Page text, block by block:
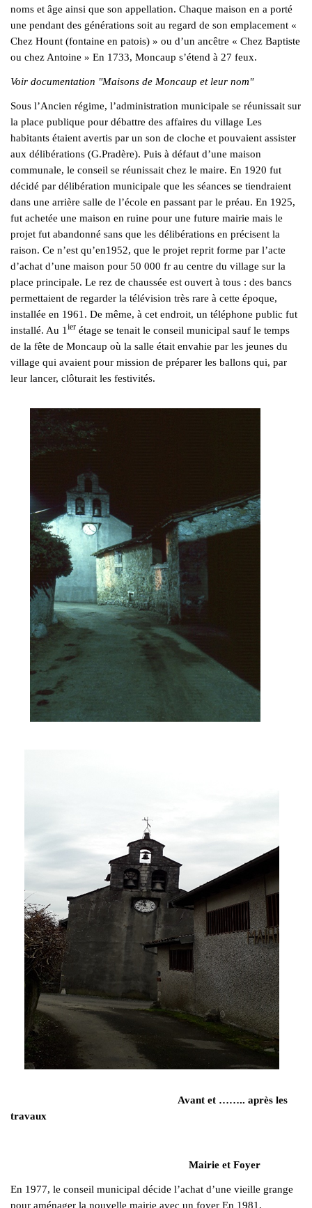
noms et âge ainsi que son appellation. Chaque maison en a porté
une pendant des générations soit au regard de son emplacement «
Chez Hount (fontaine en patois) » ou d’un ancêtre « Chez Baptiste
ou chez Antoine » En 1733, Moncaup s’étend à 27 feux.
Voir documentation "Maisons de Moncaup et leur nom"
Sous l’Ancien régime, l’administration municipale se réunissait sur
la place publique pour débattre des affaires du village Les
habitants étaient avertis par un son de cloche et pouvaient assister
aux délibérations (G.Pradère). Puis à défaut d’une maison
communale, le conseil se réunissait chez le maire. En 1920 fut
décidé par délibération municipale que les séances se tiendraient
dans une arrière salle de l’école en passant par le préau. En 1925,
fut achetée une maison en ruine pour une future mairie mais le
projet fut abandonné sans que les délibérations en précisent la
raison. Ce n’est qu’en1952, que le projet reprit forme par l’acte
d’achat d’une maison pour 50 000 fr au centre du village sur la
place principale. Le rez de chaussée est ouvert à tous : des bancs
permettaient de regarder la télévision très rare à cette époque,
installée en 1961. De même, à cet endroit, un téléphone public fut
installé. Au 1 ier étage se tenait le conseil municipal sauf le temps
de la fête de Moncaup où la salle était envahie par les jeunes du
village qui avaient pour mission de préparer les ballons qui, par
leur lancer, clôturait les festivités.
Avant et …….. après les
travaux
Mairie et Foyer
En 1977, le conseil municipal décide l’achat d’une vieille grange
pour aménager la nouvelle mairie avec un foyer En 1981,